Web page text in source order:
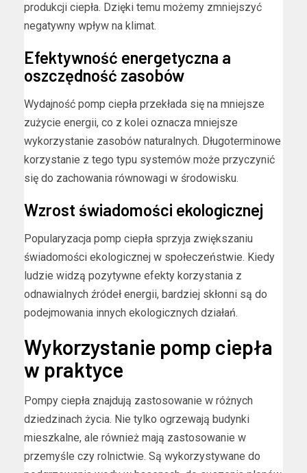
produkcji ciepła. Dzięki temu możemy zmniejszyć
negatywny wpływ na klimat.
Efektywność energetyczna a
oszczędność zasobów
Wydajność pomp ciepła przekłada się na mniejsze
zużycie energii, co z kolei oznacza mniejsze
wykorzystanie zasobów naturalnych. Długoterminowe
korzystanie z tego typu systemów może przyczynić
się do zachowania równowagi w środowisku.
Wzrost świadomości ekologicznej
Popularyzacja pomp ciepła sprzyja zwiększaniu
świadomości ekologicznej w społeczeństwie. Kiedy
ludzie widzą pozytywne efekty korzystania z
odnawialnych źródeł energii, bardziej skłonni są do
podejmowania innych ekologicznych działań.
Wykorzystanie pomp ciepła
w praktyce
Pompy ciepła znajdują zastosowanie w różnych
dziedzinach życia. Nie tylko ogrzewają budynki
mieszkalne, ale również mają zastosowanie w
przemyśle czy rolnictwie. Są wykorzystywane do